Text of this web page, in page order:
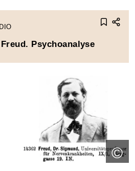
Psychoanalyse
©